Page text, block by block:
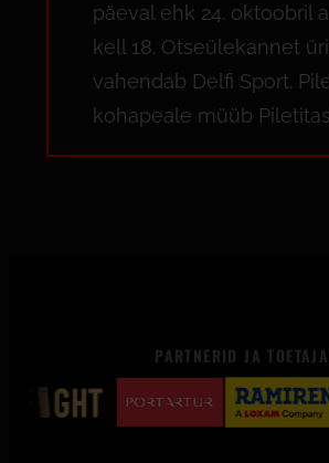
päeval ehk 24. oktoobril
kell 18. Otseülekannet
vahendab Delfi Sport.
kohapeale müüb
PARTNERID JA